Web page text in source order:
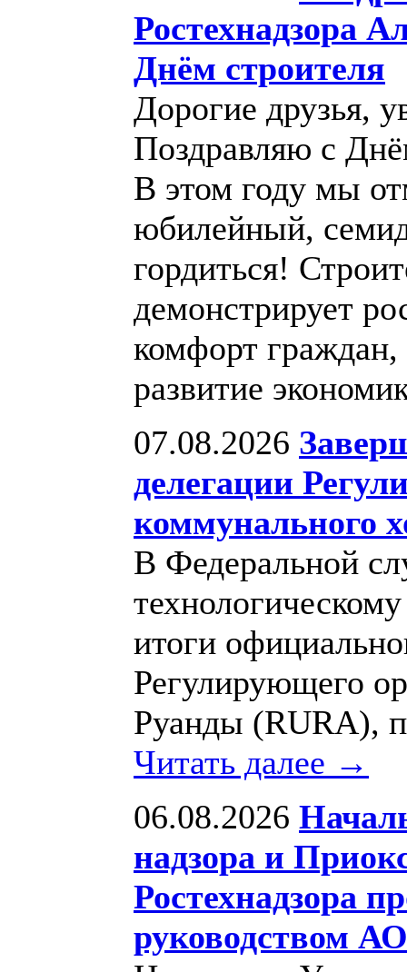
Ростехнадзора
Днём строителя
Дорогие друзья,
Поздравляю с
В этом году мы
юбилейный,
гордиться!
демонстрирует
комфорт граждан,
развитие
07.08.2026
делегации
коммунального
В Федеральной
итоги
Регулирующего
Руанды (RURA),
Читать далее →
06.08.2026
надзора и
Ростехнадзора
руководством